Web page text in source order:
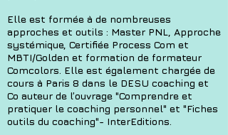
Elle est formée à de nombreuses
approches et outils : Master PNL, Approche
systémique, Certifiée Process Com et
MBTI/Golden et formation de formateur
Comcolors. Elle est également chargée de
cours à Paris 8 dans le DESU coaching et
Co auteur de l’ouvrage "Comprendre et
pratiquer le coaching personnel" et "Fiches
outils du coaching"- InterEditions.